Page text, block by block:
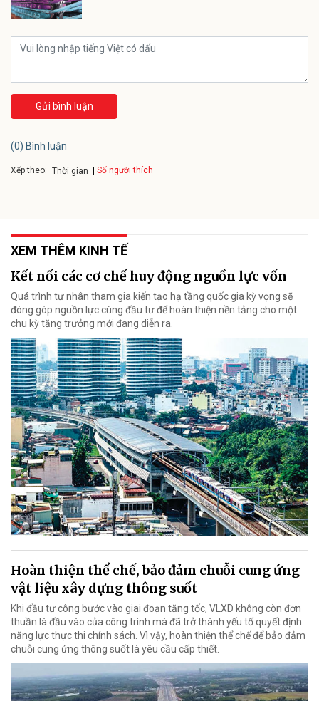
Gửi bình luận
(0) Bình luận
Xếp theo: Thời gian Số người thích
XEM THÊM KINH TẾ
Kết nối các cơ chế huy động nguồn lực vốn
Quá trình tư nhân tham gia kiến tạo hạ tầng quốc gia kỳ vọng sẽ
đóng góp nguồn lực cùng đầu tư để hoàn thiện nền tảng cho một
chu kỳ tăng trưởng mới đang diễn ra.
Hoàn thiện thể chế, bảo đảm chuỗi cung ứng
vật liệu xây dựng thông suốt
Khi đầu tư công bước vào giai đoạn tăng tốc, VLXD không còn đơn
thuần là đầu vào của công trình mà đã trở thành yếu tố quyết định
năng lực thực thi chính sách. Vì vậy, hoàn thiện thể chế để bảo đảm
chuỗi cung ứng thông suốt là yêu cầu cấp thiết.